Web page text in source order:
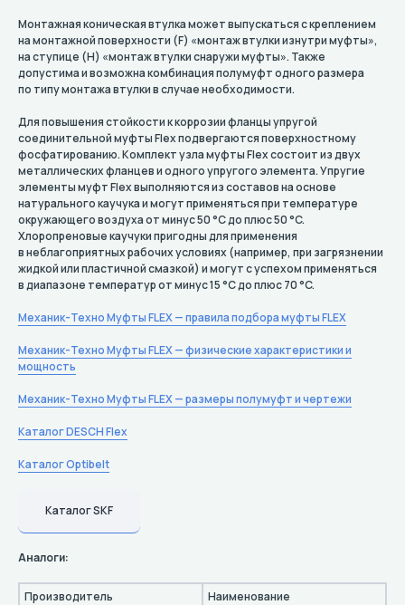
Монтажная коническая втулка может выпускаться с креплением
на монтажной поверхности (F) «монтаж втулки изнутри муфты»,
на ступице (H) «монтаж втулки снаружи муфты». Также
допустима и возможна комбинация полумуфт одного размера
по типу монтажа втулки в случае необходимости.
Для повышения стойкости к коррозии фланцы упругой
соединительной муфты Flex подвергаются поверхностному
фосфатированию. Комплект узла муфты Flex состоит из двух
металлических фланцев и одного упругого элемента. Упругие
элементы муфт Flex выполняются из составов на основе
натурального каучука и могут применяться при температуре
окружающего воздуха от минус 50 °C до плюс 50 °C.
Хлоропреновые каучуки пригодны для применения
в неблагоприятных рабочих условиях (например, при загрязнении
жидкой или пластичной смазкой) и могут с успехом применяться
в диапазоне температур от минус 15 °C до плюс 70 °C.
Механик-Техно Муфты FLEX — правила подбора муфты FLEX
Механик-Техно Муфты FLEX — физические характеристики и
мощность
Механик-Техно Муфты FLEX — размеры полумуфт и чертежи
Каталог DESCH Flex
Каталог Optibelt
Каталог SKF
Аналоги:
Производитель
Наименование